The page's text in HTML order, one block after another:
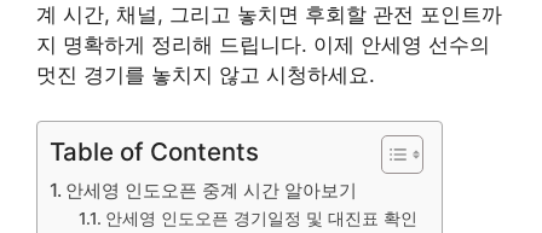
계 시간, 채널, 그리고 놓치면 후회할 관전 포인트까
지 명확하게 정리해 드립니다. 이제 안세영 선수의
멋진 경기를 놓치지 않고 시청하세요.
Table of Contents
안세영 인도오픈 중계 시간 알아보기
안세영 인도오픈 경기일정 및 대진표 확인